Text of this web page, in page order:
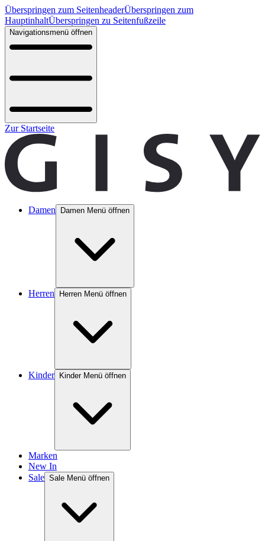
Überspringen zum SeitenheaderÜberspringen zum
HauptinhaltÜberspringen zu Seitenfußzeile
Navigationsmenü öffnen
Zur Startseite
Damen Damen Menü öffnen
Herren Herren Menü öffnen
Kinder Kinder Menü öffnen
Marken
New In
Sale Sale Menü öffnen